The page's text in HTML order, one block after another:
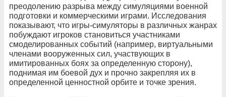
преодолению разрыва между симуляциями военной
подготовки и коммерческими играми. Исследования
показывают, что игры-симуляторы в различных жанрах
побуждают игроков становиться участниками
смоделированных событий (например, виртуальными
членами вооруженных сил, участвующих в
имитированных боях за определенную сторону),
поднимая им боевой дух и прочно закрепляя их в
определенной ценностной орбите и точке зрения.